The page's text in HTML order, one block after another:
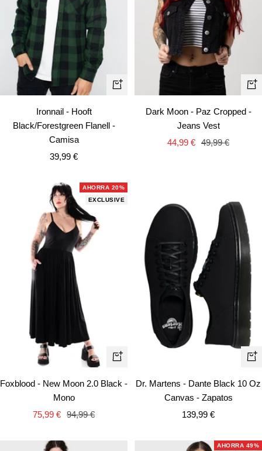
Vista
Ironnail - Hooft
Black/Forestgreen Flanell -
Camisa
Precio
venta
39,99 €
Dark Moon - Paz Cropped -
Jeans Vest
Precio
44,99 € Precio
49,99 €
AHORRA 20%
EXCLUSIVE
Vista
Foxblood - New Moon 2.0 Black -
Mono
Precio
venta
75,99 € Precio
94,99 €
Dr. Martens - Dante Black 10 Oz
Canvas - Zapatos
Precio
venta
139,99 €
AHORRA 49%